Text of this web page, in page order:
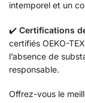
intemporel et un
✔️ Certifications
certifiés OEKO-
l’absence de
responsable.
Offrez-vous le